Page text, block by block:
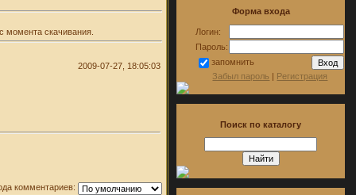
момента скачивания.
2009-07-27, 18:05:03
комментариев:
Форма входа
Логин:
Пароль:
запомнить
Забыл пароль | Регистрация
Поиск по каталогу